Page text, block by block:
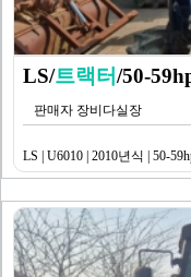
LS/트랙터/50-
판매자 장비다실장
LS | U6010 | 2010년식 | 50-